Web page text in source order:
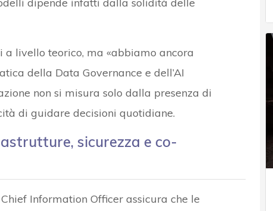
a livello teorico, ma «abbiamo ancora
della Data Governance e dell’AI
non si misura solo dalla presenza di
di guidare decisioni quotidiane.
sicurezza e co-
Information Officer assicura che le